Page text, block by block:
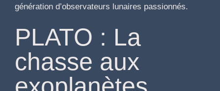
génération d’observateurs lunaires passionnés.
PLATO : La
chasse aux